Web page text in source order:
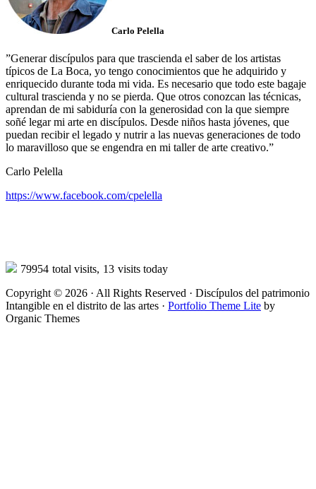
Carlo Pelella
”Generar discípulos para que trascienda el saber de los artistas
típicos de La Boca, yo tengo conocimientos que he adquirido y
enriquecido durante toda mi vida. Es necesario que todo este bagaje
cultural trascienda y no se pierda. Que otros conozcan las técnicas,
aprendan de mi sabiduría con la generosidad con la que siempre
soñé legar mi arte en discípulos. Desde niños hasta jóvenes, que
puedan recibir el legado y nutrir a las nuevas generaciones de todo
lo maravilloso que se engendra en mi taller de arte creativo.”
Carlo Pelella
https://www.facebook.com/cpelella
79954 total visits, 13 visits today
Copyright © 2026 · All Rights Reserved · Discípulos del patrimonio
Intangible en el distrito de las artes · Portfolio Theme Lite by
Organic Themes